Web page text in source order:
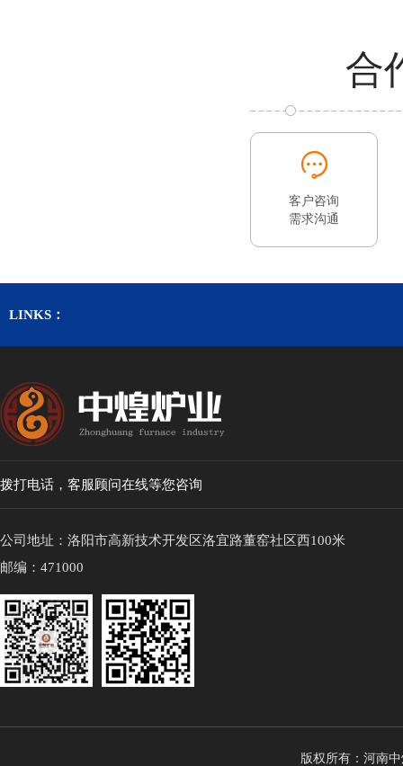
合
客户咨询
需求沟通
LINKS：
拨打电话，客服顾问在线等您咨询
公司地址：洛阳市高新技术开发区洛宜路董窑社区西100米
邮编：471000
版权所有：河南